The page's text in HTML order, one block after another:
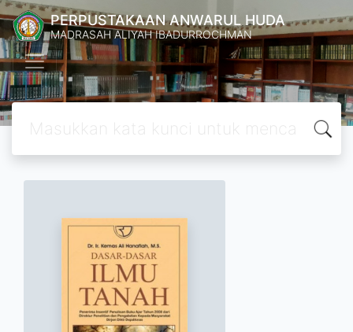
PERPUSTAKAAN ANWARUL HUDA
MADRASAH ALIYAH IBADURROCHMAN